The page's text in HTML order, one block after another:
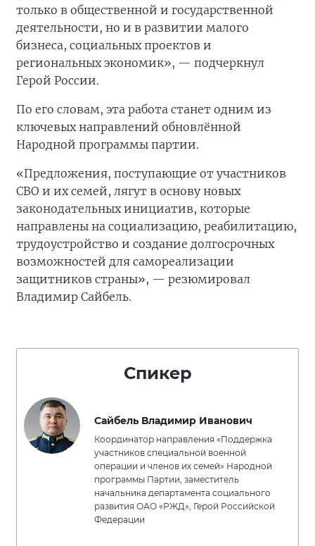
только в общественной и государственной
деятельности, но и в развитии малого
бизнеса, социальных проектов и
региональных экономик», — подчеркнул
Герой России.
По его словам, эта работа станет одним из
ключевых направлений обновлённой
Народной программы партии.
«Предложения, поступающие от участников
СВО и их семей, лягут в основу новых
законодательных инициатив, которые
направлены на социализацию, реабилитацию,
трудоустройство и создание долгосрочных
возможностей для самореализации
защитников страны», — резюмировал
Владимир Сайбель.
Спикер
Сайбель Владимир Иванович
Координатор направления «Поддержка
участников специальной военной
операции и членов их семей» Народной
программы Партии, заместитель
начальника департамента социального
развития ОАО «РЖД», Герой Российской
Федерации